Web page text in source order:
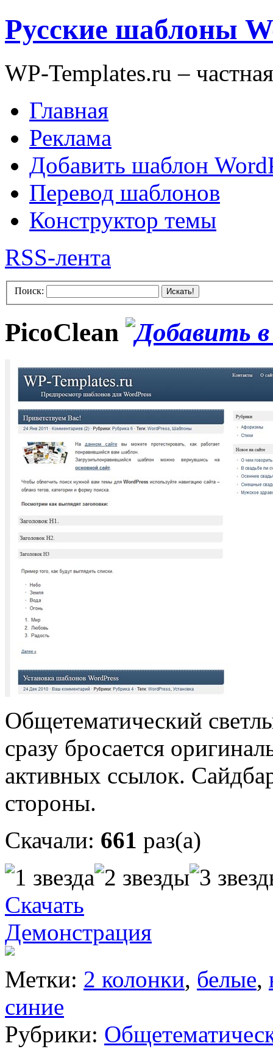
Русские шаблоны
WP-Templates.ru –
Главная
Реклама
Добавить шаблон
Перевод шаблонов
Конструктор темы
RSS-лента
Поиск: Искать!
PicoClean
Общетематический
сразу бросается
активных ссылок.
стороны.
Скачали: 661 раз(а)
Скачать
Демонстрация
Метки: 2 колонки, белые,
синие
Рубрики: